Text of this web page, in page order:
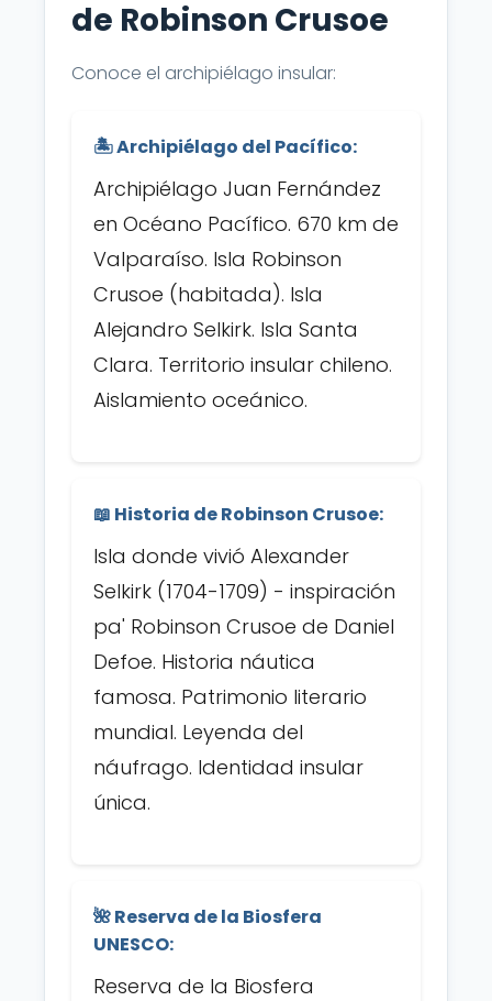
de Robinson Crusoe
Conoce el archipiélago insular:
🏝️ Archipiélago del Pacífico:
Archipiélago Juan Fernández
en Océano Pacífico. 670 km de
Valparaíso. Isla Robinson
Crusoe (habitada). Isla
Alejandro Selkirk. Isla Santa
Clara. Territorio insular chileno.
Aislamiento oceánico.
📖 Historia de Robinson Crusoe:
Isla donde vivió Alexander
Selkirk (1704-1709) - inspiración
pa' Robinson Crusoe de Daniel
Defoe. Historia náutica
famosa. Patrimonio literario
mundial. Leyenda del
náufrago. Identidad insular
única.
🌺 Reserva de la Biosfera
UNESCO:
Reserva de la Biosfera